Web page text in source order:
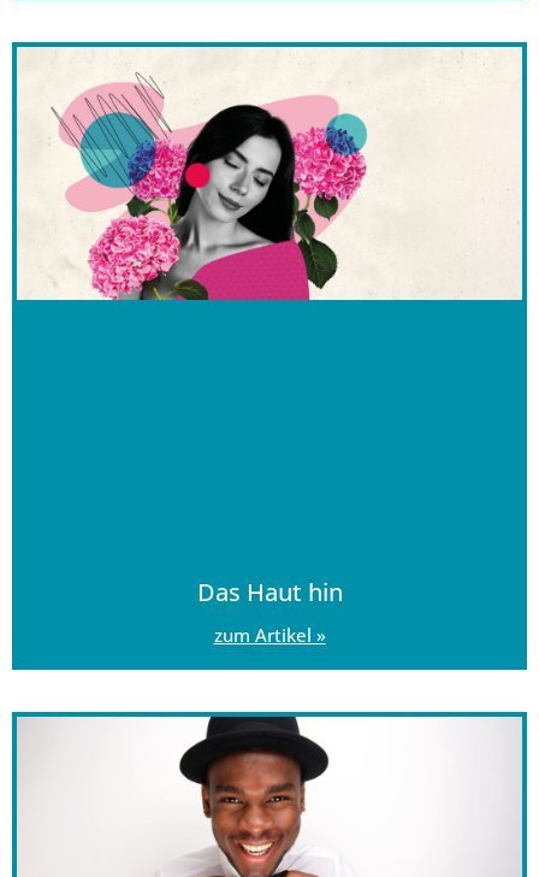
Das Haut hin
zum Artikel »